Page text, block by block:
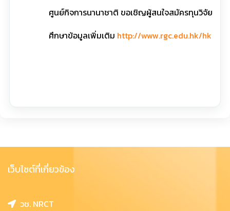
ศูนย์กิจการนานาชาติ ขอเชิญผู้สนใจสมัครทุนวิจัย
ศึกษาข้อมูลเพิ่มเติม http://www.rgc.edu.hk/hkphd
เว็บไซต์ที่เกี่ยวข้อง
วช. NRCT